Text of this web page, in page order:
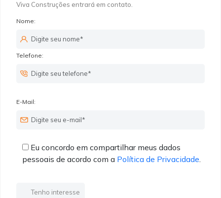
Viva Construções entrará em contato.
Nome:
Telefone:
E-Mail:
Eu concordo em compartilhar meus dados
pessoais de acordo com a Política de Privacidade.